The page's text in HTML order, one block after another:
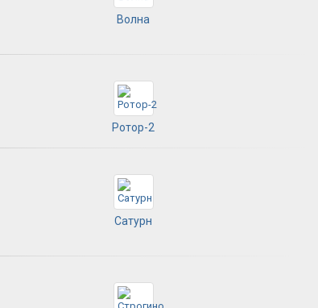
Волна
Ротор-2
Сатурн